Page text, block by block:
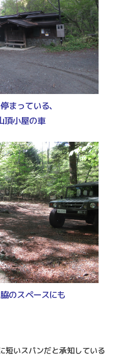
まっている、
頂小屋の車
のスペースにも
短いスパンだと承知している